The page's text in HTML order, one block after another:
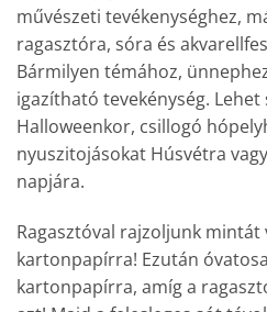
művészeti tevékenységhez,
ragasztóra, sóra és
Bármilyen témához,
igazítható tevekénység.
Halloweenkor, csillogó
nyuszitojásokat Húsvétra
napjára.
Ragasztóval rajzoljunk mintát
kartonpapírra! Ezután
kartonpapírra, amíg a